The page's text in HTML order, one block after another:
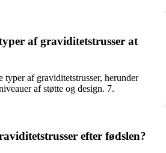
af graviditetstrusser at
typer af graviditetstrusser, herunder
af støtte og design. 7.
efter fødslen?